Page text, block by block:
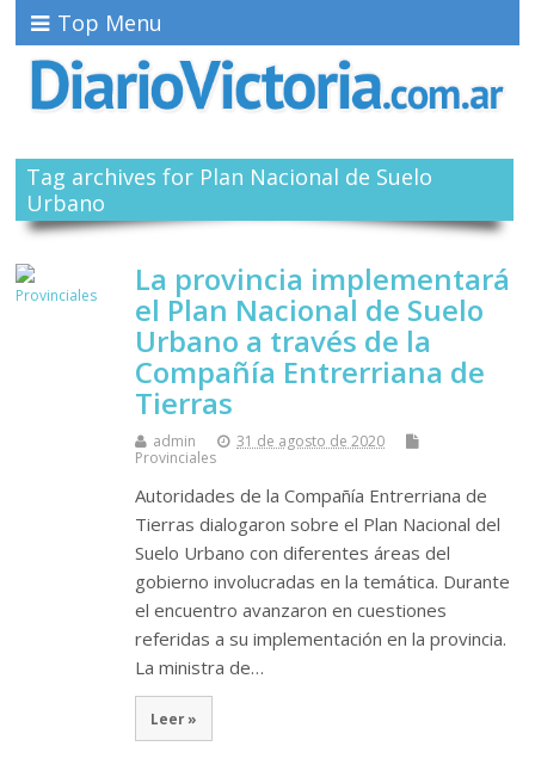
Top Menu
Tag archives for Plan Nacional de Suelo
Urbano
La provincia implementará
el Plan Nacional de Suelo
Urbano a través de la
Compañía Entrerriana de
Tierras
admin
31 de agosto de 2020
Provinciales
Autoridades de la Compañía Entrerriana de
Tierras dialogaron sobre el Plan Nacional del
Suelo Urbano con diferentes áreas del
gobierno involucradas en la temática. Durante
el encuentro avanzaron en cuestiones
referidas a su implementación en la provincia.
La ministra de…
Leer »